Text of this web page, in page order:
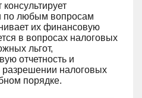
по любым вопросам
их финансовую
в вопросах налоговых
льгот,
отчетность и
разрешении налоговых
порядке.